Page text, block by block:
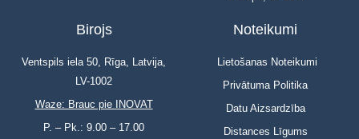
Birojs
Ventspils iela 50, Rīga, Latvija,
LV-1002
Waze: Brauc pie INOVAT
P. – Pk.: 9.00 – 17.00
Noteikumi
Lietošanas Noteikumi
Privātuma Politika
Datu Aizsardzība
Distances Līgums